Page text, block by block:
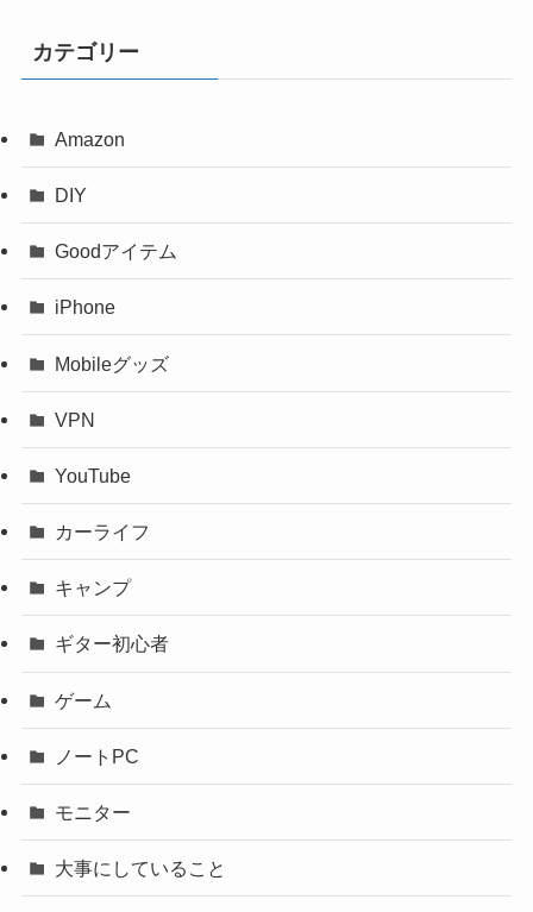
カテゴリー
Amazon
DIY
Goodアイテム
iPhone
Mobileグッズ
VPN
YouTube
カーライフ
キャンプ
ギター初心者
ゲーム
ノートPC
モニター
大事にしていること